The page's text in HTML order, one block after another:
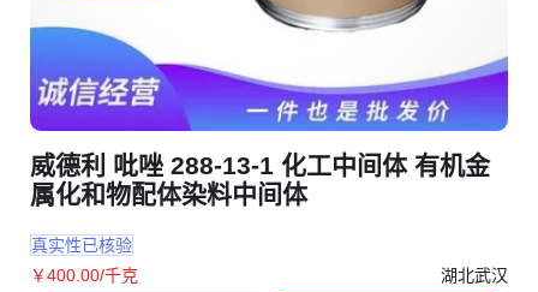
威德利 吡唑 288-13-1 化工中间体 有机金
属化和物配体染料中间体
真实性已核验
￥400 .00/千克
湖北武汉